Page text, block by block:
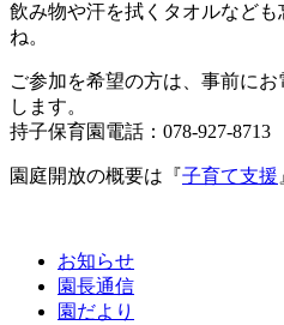
飲み物や汗を拭くタオルなど
ね。
ご参加を希望の方は、事前に
します。
持子保育園電話：078-927-8713
園庭開放の概要は『子育て支援
お知らせ
園長通信
園だより